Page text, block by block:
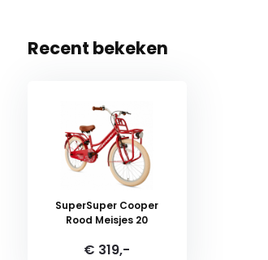
Recent bekeken
SuperSuper Cooper
Rood Meisjes 20
€ 319,-